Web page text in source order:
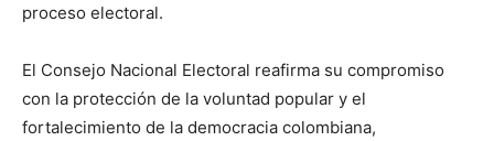
proceso electoral.
El Consejo Nacional Electoral reafirma su compromiso
con la protección de la voluntad popular y el
fortalecimiento de la democracia colombiana,